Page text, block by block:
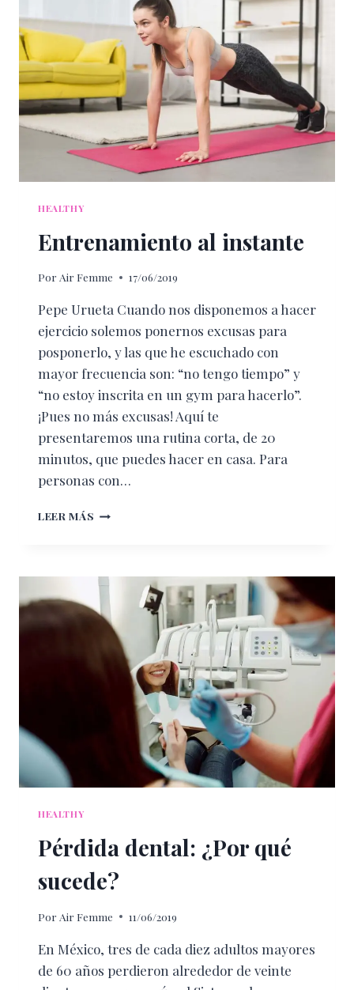
HEALTHY
Entrenamiento al instante
Por Air Femme 17/06/2019
Pepe Urueta Cuando nos disponemos a hacer
ejercicio solemos ponernos excusas para
posponerlo, y las que he escuchado con
mayor frecuencia son: “no tengo tiempo” y
“no estoy inscrita en un gym para hacerlo”.
¡Pues no más excusas! Aquí te
presentaremos una rutina corta, de 20
minutos, que puedes hacer en casa. Para
personas con…
LEER MÁS ENTRENAMIENTO
HEALTHY
Pérdida dental: ¿Por qué
sucede?
Por Air Femme 11/06/2019
En México, tres de cada diez adultos mayores
de 60 años perdieron alrededor de veinte